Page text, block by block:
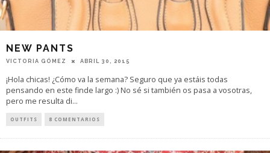
NEW PANTS
VICTORIA GÓMEZ ABRIL 30, 2015
¡Hola chicas! ¿Cómo va la semana? Seguro que ya estáis todas
pensando en este finde largo :) No sé si también os pasa a vosotras,
pero me resulta di...
OUTFITS 8 COMENTARIOS